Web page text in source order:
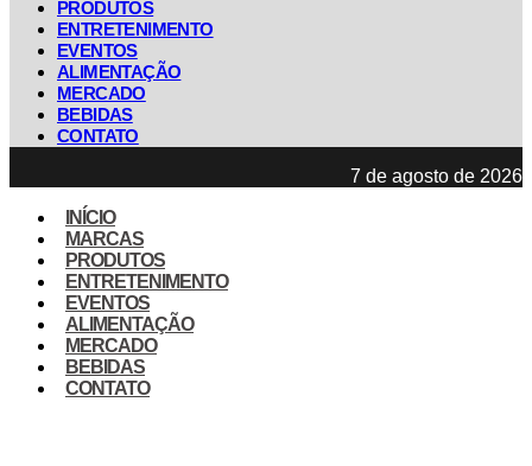
PRODUTOS
ENTRETENIMENTO
EVENTOS
ALIMENTAÇÃO
MERCADO
BEBIDAS
CONTATO
7 de agosto de 2026
INÍCIO
MARCAS
PRODUTOS
ENTRETENIMENTO
EVENTOS
ALIMENTAÇÃO
MERCADO
BEBIDAS
CONTATO